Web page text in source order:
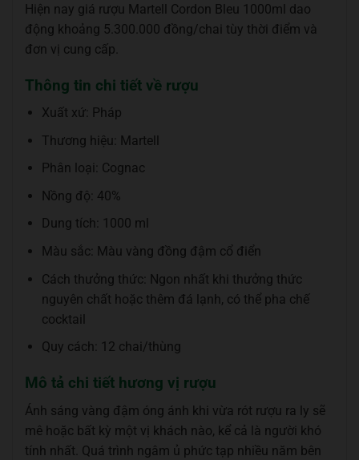
Hiện nay giá rượu Martell Cordon Bleu 1000ml dao
động khoảng 5.300.000 đồng/chai tùy thời điểm và
đơn vị cung cấp.
Thông tin chi tiết về rượu
Xuất xứ: Pháp
Thương hiệu: Martell
Phân loại: Cognac
Nồng độ: 40%
Dung tích: 1000 ml
Màu sắc: Màu vàng đồng đậm cổ điển
Cách thưởng thức: Ngon nhất khi thưởng thức
nguyên chất hoặc thêm đá lạnh, có thể pha chế
cocktail
Quy cách: 12 chai/thùng
Mô tả chi tiết hương vị rượu
Ánh sáng vàng đậm óng ánh khi vừa rót rượu ra ly sẽ
mê hoặc bất kỳ một vị khách nào, kể cả là người khó
tính nhất. Quá trình ngâm ủ phức tạp nhiều năm bên